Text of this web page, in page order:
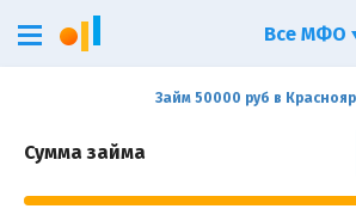
Займ 50000 руб в
Сумма займа
Все МФО